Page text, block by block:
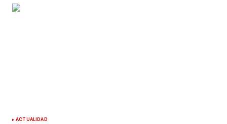
ACTUALIDAD